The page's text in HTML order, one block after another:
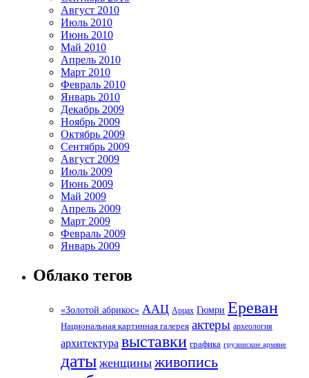
Август 2010
Июль 2010
Июнь 2010
Май 2010
Апрель 2010
Март 2010
Февраль 2010
Январь 2010
Декабрь 2009
Ноябрь 2009
Октябрь 2009
Сентябрь 2009
Август 2009
Июль 2009
Июнь 2009
Май 2009
Апрель 2009
Март 2009
Февраль 2009
Январь 2009
Облако тегов
«Золотой абрикос» ААЦ Арцах Гюмри Ереван
Национальная картинная галерея актеры археология
архитектура выставки графика грузинские армяне
даты женщины живопись